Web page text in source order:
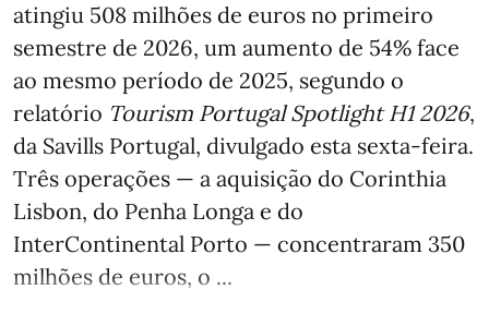
atingiu 508 milhões de euros no primeiro
semestre de 2026, um aumento de 54% face
ao mesmo período de 2025, segundo o
relatório Tourism Portugal Spotlight H1 2026,
da Savills Portugal, divulgado esta sexta-feira.
Três operações — a aquisição do Corinthia
Lisbon, do Penha Longa e do
InterContinental Porto — concentraram 350
milhões de euros, o ...